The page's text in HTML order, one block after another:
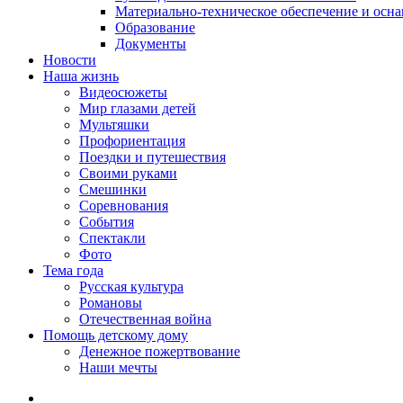
Материально-техническое обеспечение и
Образование
Документы
Новости
Наша жизнь
Видеосюжеты
Мир глазами детей
Мультяшки
Профориентация
Поездки и путешествия
Своими руками
Смешинки
Соревнования
События
Спектакли
Фото
Тема года
Русская культура
Романовы
Отечественная война
Помощь детскому дому
Денежное пожертвование
Наши мечты